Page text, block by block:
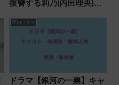
復讐する莉乃(内田理央)の
国内ドラマ
ドラマ【銀河の一票】キャ